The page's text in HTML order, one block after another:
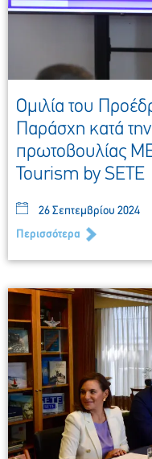
Ομιλία του
Παράσχη κατά
πρωτοβουλίας
Tourism by SETE
26 Σεπτεμβρίου 2024
Περισσότερα